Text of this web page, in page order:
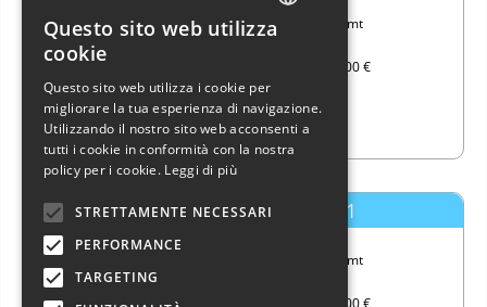
Lungh.
11,99 mt
140.000 €
Dufour Yachts Dufour 41
11,99 mt
285.000 €
FRENCH
GERMAN
Questo sito web utilizza
cookie
Questo sito web utilizza i cookie per
migliorare la tua esperienza di navigazione.
Utilizzando il nostro sito web acconsenti a
tutti i cookie in conformità con la nostra
policy per i cookie. Leggi di più
STRETTAMENTE NECESSARI
PERFORMANCE
TARGETING